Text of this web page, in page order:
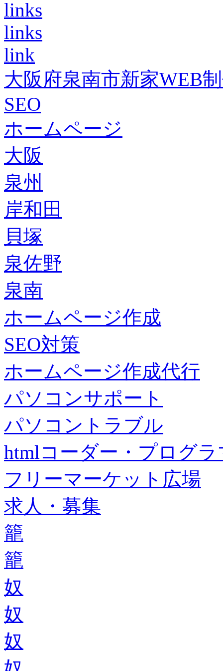
links
links
link
大阪府泉南市新家WEB
SEO
ホームページ
大阪
泉州
岸和田
貝塚
泉佐野
泉南
ホームページ作成
SEO対策
ホームページ作成代行
パソコンサポート
パソコントラブル
htmlコーダー・プログラ
フリーマーケット広場
求人・募集
籠
籠
奴
奴
奴